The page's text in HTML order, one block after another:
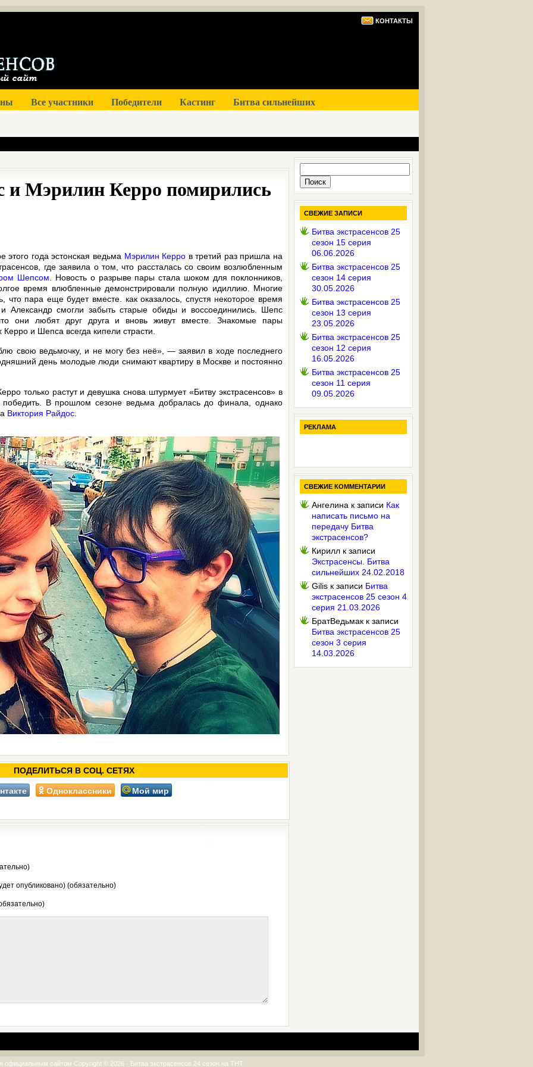
КОНТАКТЫ
Все участники Победители Кастинг Битва сильнейших
и Мэрилин Керро помирились
этого года эстонская ведьма Мэрилин Керро в третий раз пришла на
где заявила о том, что рассталась со своим возлюбленным
Шепсом . Новость о разрыве пары стала шоком для поклонников,
время влюбленные демонстрировали полную идиллию. Многие
что пара еще будет вместе. как оказалось, спустя некоторое время
Александр смогли забыть старые обиды и воссоединились. Шепс
они любят друг друга и вновь живут вместе. Знакомые пары
и Шепса всегда кипели страсти.
свою ведьмочку, и не могу без неё», — заявил в ходе последнего
день молодые люди снимают квартиру в Москве и постоянно
только растут и девушка снова штурмует «Битву экстрасенсов» в
победить. В прошлом сезоне ведьма добралась до финала, однако
Виктория Райдос
ПОДЕЛИТЬСЯ В СОЦ. СЕТЯХ
Одноклассники Мой мир
опубликовано) (обязательно)
СВЕЖИЕ ЗАПИСИ
Битва экстрасенсов 25
сезон 15 серия
06.06.2026
Битва экстрасенсов 25
сезон 14 серия
30.05.2026
Битва экстрасенсов 25
сезон 13 серия
23.05.2026
Битва экстрасенсов 25
сезон 12 серия
16.05.2026
Битва экстрасенсов 25
сезон 11 серия
09.05.2026
РЕКЛАМА
СВЕЖИЕ КОММЕНТАРИИ
Ангелина к записи Как
написать письмо на
передачу Битва
экстрасенсов?
Кирилл к записи
Экстрасенсы. Битва
сильнейших 24.02.2018
Gilis к записи Битва
экстрасенсов 25 сезон 4
серия 21.03.2026
БратВедьмак к записи
Битва экстрасенсов 25
сезон 3 серия
14.03.2026
официальным сайтом Copyright © 2026 · Битва экстрасенсов 24 сезон на ТНТ ·